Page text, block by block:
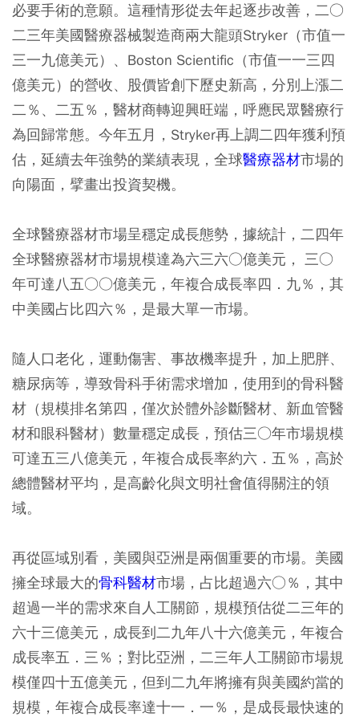
必要手術的意願。這種情形從去年起逐步改善，二○
二三年美國醫療器械製造商兩大龍頭Stryker（市值一
三一九億美元）、Boston Scientific（市值一一三四
億美元）的營收、股價皆創下歷史新高，分別上漲二
二％、二五％，醫材商轉迎興旺端，呼應民眾醫療行
為回歸常態。今年五月，Stryker再上調二四年獲利預
估，延續去年強勢的業績表現，全球醫療器材市場的
向陽面，擘畫出投資契機。
全球醫療器材市場呈穩定成長態勢，據統計，二四年
全球醫療器材市場規模達為六三六○億美元， 三○
年可達八五○○億美元，年複合成長率四．九％，其
中美國占比四六％，是最大單一市場。
隨人口老化，運動傷害、事故機率提升，加上肥胖、
糖尿病等，導致骨科手術需求增加，使用到的骨科醫
材（規模排名第四，僅次於體外診斷醫材、新血管醫
材和眼科醫材）數量穩定成長，預估三○年市場規模
可達五三八億美元，年複合成長率約六．五％，高於
總體醫材平均，是高齡化與文明社會值得關注的領
域。
再從區域別看，美國與亞洲是兩個重要的市場。美國
擁全球最大的骨科醫材市場，占比超過六○％，其中
超過一半的需求來自人工關節，規模預估從二三年的
六十三億美元，成長到二九年八十六億美元，年複合
成長率五．三％；對比亞洲，二三年人工關節市場規
模僅四十五億美元，但到二九年將擁有與美國約當的
規模，年複合成長率達十一．一％，是成長最快速的